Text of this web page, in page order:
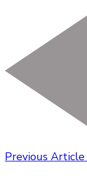
Previous Article